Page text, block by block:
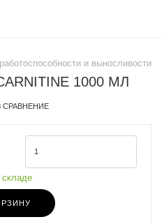
и выносливости
1000 МЛ
СРАВНЕНИЕ
складе